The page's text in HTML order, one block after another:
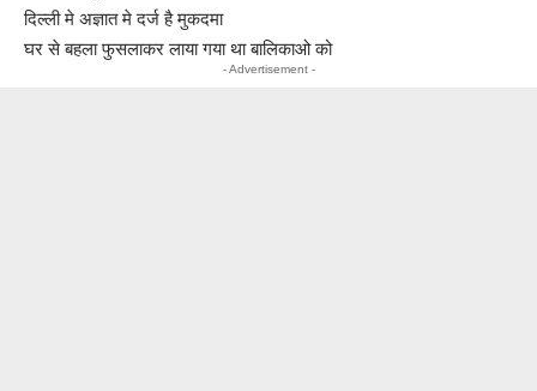
दिल्ली मे अज्ञात मे दर्ज है मुकदमा
घर से बहला फुसलाकर लाया गया था बालिकाओ को
- Advertisement -